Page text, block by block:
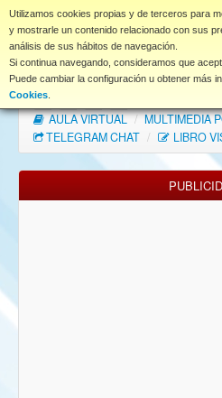
Utilizamos cookies propias y de terceros para
y mostrarle un contenido relacionado con sus
análisis de sus hábitos de navegación.
Si continua navegando, consideramos que
Puede cambiar la configuración u obtener más
Cookies
www.coet.es
Portal
Índice Foros
FAQ
NORMAS FORO
Descargas
AULA VIRTUAL / MULTIMEDIA
TELEGRAM CHAT / LIBRO